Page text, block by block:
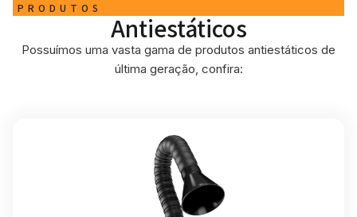
PRODUTOS
Antiestáticos
Possuímos uma vasta gama de produtos antiestáticos de
última geração, confira: